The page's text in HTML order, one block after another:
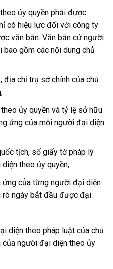
ủy quyền phải được
có hiệu lực đối với công ty
văn bản. Văn bản cử người
bao gồm các nội dung chủ
địa chỉ trụ sở chính của chủ
ủy quyền và tỷ lệ sở hữu
ứng của mỗi người đại diện
tịch, số giấy tờ pháp lý
theo ủy quyền;
ứng của từng người đại diện
rõ ngày bắt đầu được đại
diện theo pháp luật của chủ
của người đại diện theo ủy